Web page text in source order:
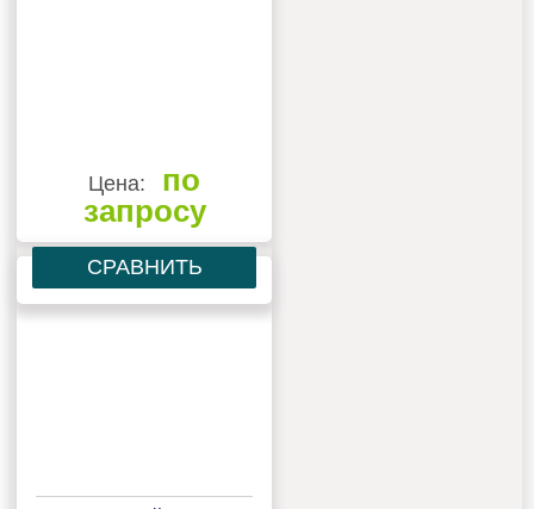
Цена:
по
запросу
СРАВНИТЬ